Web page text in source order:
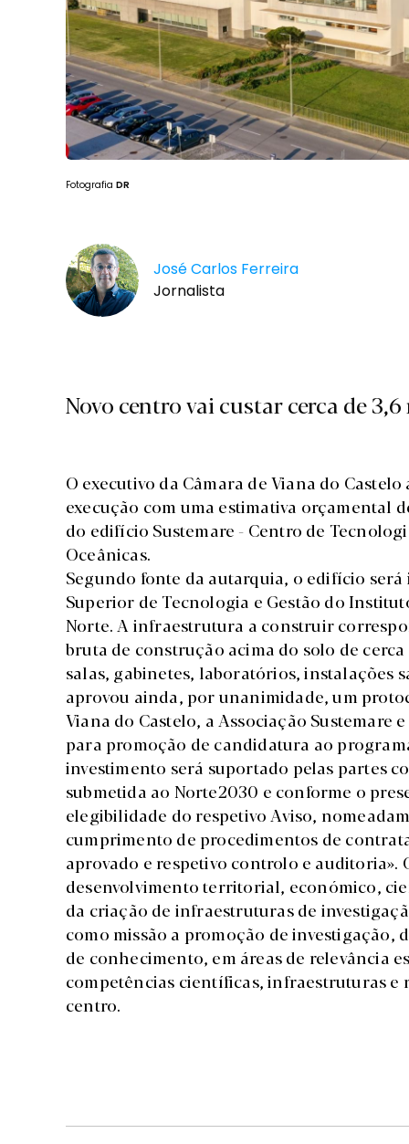
Fotografia DR
José Carlos Ferreira
Jornalista
Novo centro vai custar cerca de
O executivo da Câmara de Viana do
execução com uma estimativa orçamental
do edifício Sustemare - Centro de
Oceânicas.
Segundo fonte da autarquia, o edifício
Superior de Tecnologia e Gestão do
Norte. A infraestrutura a construir
bruta de construção acima do solo de
salas, gabinetes, laboratórios, instalações
aprovou ainda, por unanimidade, um
Viana do Castelo, a Associação Sustemare
para promoção de candidatura ao
investimento será suportado pelas partes
submetida ao Norte2030 e conforme o
elegibilidade do respetivo Aviso,
cumprimento de procedimentos de
aprovado e respetivo controlo e
desenvolvimento territorial, económico,
da criação de infraestruturas de
como missão a promoção de
de conhecimento, em áreas de relevância
competências científicas, infraestruturas e
centro.